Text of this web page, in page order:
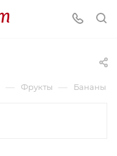
— Фрукты — Бананы